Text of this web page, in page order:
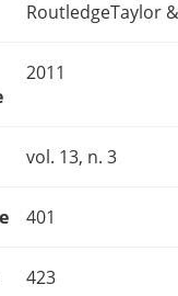
RoutledgeTaylor
2011
vol. 13, n. 3
401
423